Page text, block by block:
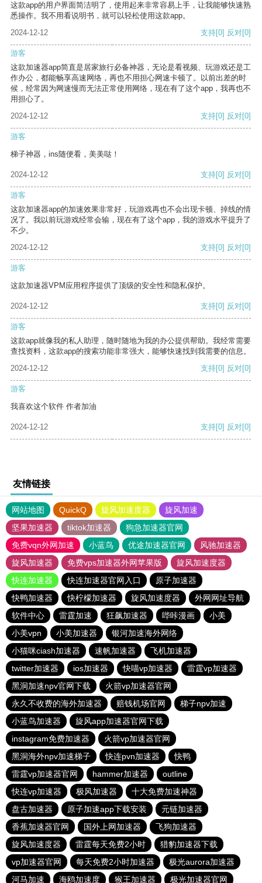
这款app的用户界面简洁明了，使用起来非常容易上手，让我能够快速熟
悉操作。我不用看说明书，就可以轻松使用这款app。
2024-12-12
支持[0] 反对[0]
游客
这款加速器app简直是居家旅行必备神器，无论是看视频、玩游戏还是工
作办公，都能畅享高速网络，再也不用担心网速卡顿了。以前出差的时
候，经常因为网速慢而无法正常使用网络，现在有了这个app，我再也不
用担心了。
2024-12-12
支持[0] 反对[0]
游客
梯子神器，ins随便看，美美哒！
2024-12-12 支持[0] 反对[0]
游客
这款加速器app的加速效果非常好，玩游戏再也不会出现卡顿、掉线的情
况了。我以前玩游戏经常会输，现在有了这个app，我的游戏水平提升了
不少。
2024-12-12
支持[0] 反对[0]
游客
这款加速器VPM应用程序提供了顶级的安全性和隐私保护。
2024-12-12 支持[0] 反对[0]
游客
这款app就像我的私人助理，随时随地为我的办公提供帮助。我经常需要
查找资料，这款app的搜索功能非常强大，能够快速找到我需要的信息。
2024-12-12
支持[0] 反对[0]
游客
我喜欢这个软件 作者加油
2024-12-12 支持[0] 反对[0]
友情链接
网站地图 QuickQ 旋风加速度器
旋风加速
坚果加速器
tiktok加速器
狗急加速器官网
免费vqn外网加速
小蓝鸟 优途加速器官网
风驰加速器
旋风加速器
免费vps加速器外网苹果版
旋风加速度器
快连加速器
快连加速器官网入口
原子加速器
快鸭加速器
快柠檬加速器 旋风加速度器
外网网址导航
软件中心
雷霆加速 狂飙加速器 哔咔漫画
小美
小美vpn
小美加速器
银河加速海外网络
小猫咪ciash加速器
速帆加速器
飞机加速器
twitter加速器
ios加速器 快喵vp加速器
雷霆vp加速器
黑洞加速npv官网下载
火箭vp加速器官网
永久不收费的海外加速器
赔钱机场官网
梯子npv加速
小蓝鸟加速器
旋风app加速器官网下载
instagram免费加速器
火箭vp加速器官网
黑洞海外npv加速梯子
快连pvn加速器
快鸭
雷霆vp加速器官网
hammer加速器
outline
快连vp加速器
极风加速器
十大免费加速神器
盘古加速器
原子加速app下载安装
元链加速器
香蕉加速器官网
国外上网加速器
飞狗加速器
旋风加速度器
雷霆每天免费2小时
猎豹加速器下载
vp加速器官网
每天免费2小时加速器
极光aurora加速器
河马加速
海鸥加速度 猴王加速器 极光加速器官网